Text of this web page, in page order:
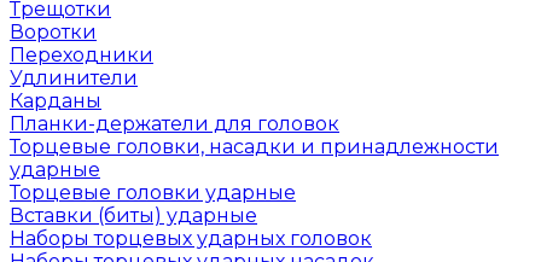
Трещотки
Воротки
Переходники
Удлинители
Карданы
Планки-держатели для головок
Торцевые головки, насадки и принадлежности
ударные
Торцевые головки ударные
Вставки (биты) ударные
Наборы торцевых ударных головок